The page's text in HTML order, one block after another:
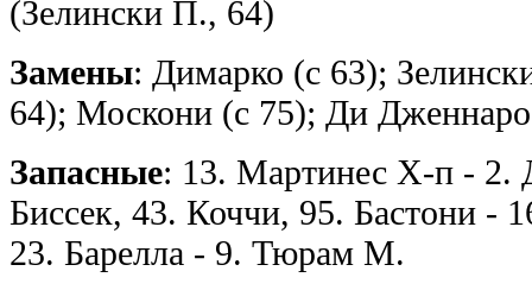
(Зелински П., 64)
Замены: Димарко (с 63);
64); Москони (с 75); Ди
Запасные: 13. Мартинес Х-п -
Биссек, 43. Коччи, 95. Бастони -
23. Барелла - 9. Тюрам М.